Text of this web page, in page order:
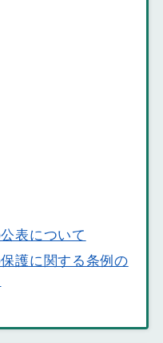
表について
護に関する条例の